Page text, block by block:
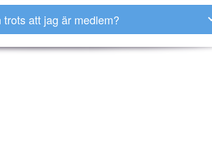
att jag är medlem?